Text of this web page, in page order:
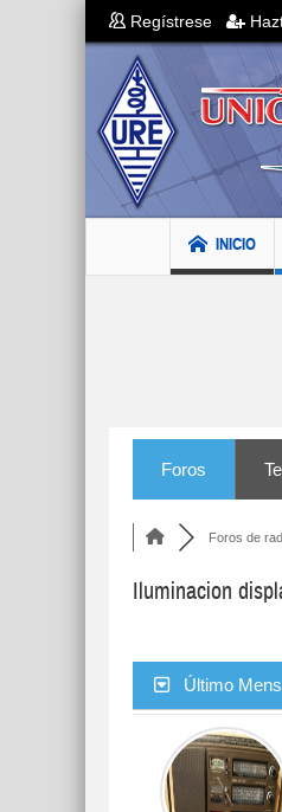
Regístrese
INICIO
Foros
Foros de
Iluminacion
Último